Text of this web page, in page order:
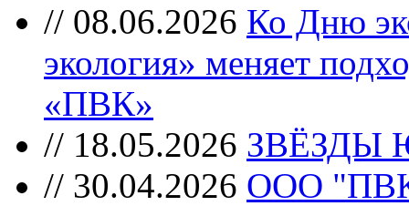
// 08.06.2026 Ко Дню
экология» меняет
«ПВК»
// 18.05.2026 ЗВЁЗДЫ
// 30.04.2026 ООО